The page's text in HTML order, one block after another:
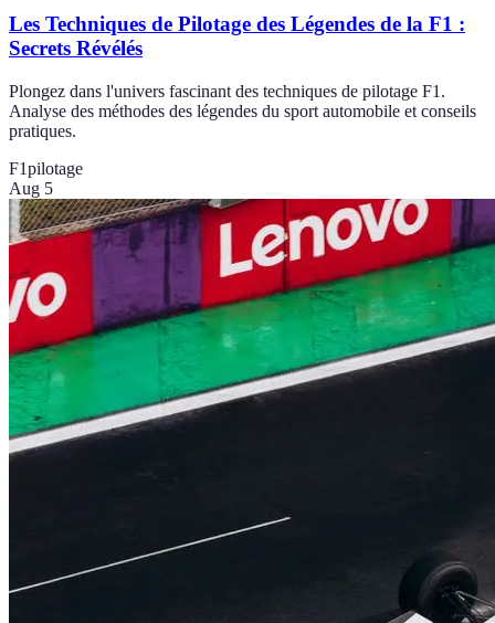
Les Techniques de Pilotage des Légendes de la F1 :
Secrets Révélés
Plongez dans l'univers fascinant des techniques de pilotage F1.
Analyse des méthodes des légendes du sport automobile et conseils
pratiques.
F1pilotage
Aug 5